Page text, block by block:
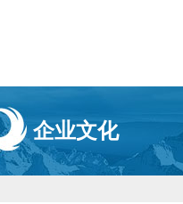
企业文化